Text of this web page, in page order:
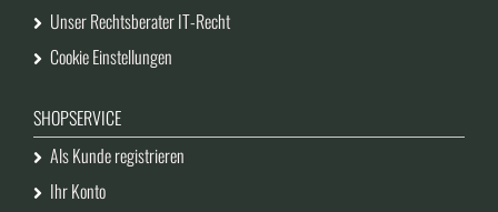
Unser Rechtsberater IT-Recht
Cookie Einstellungen
SHOPSERVICE
Als Kunde registrieren
Ihr Konto